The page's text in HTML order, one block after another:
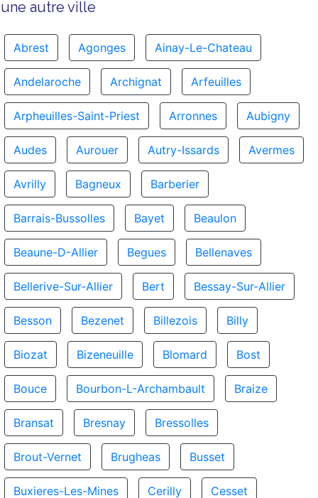
une autre ville
Abrest Agonges Ainay-Le-Chateau
Andelaroche Archignat Arfeuilles
Arpheuilles-Saint-Priest Arronnes Aubigny
Audes Aurouer Autry-Issards Avermes
Avrilly Bagneux Barberier
Barrais-Bussolles Bayet Beaulon
Beaune-D-Allier Begues Bellenaves
Bellerive-Sur-Allier Bert Bessay-Sur-Allier
Besson Bezenet Billezois Billy
Biozat Bizeneuille Blomard Bost
Bouce Bourbon-L-Archambault Braize
Bransat Bresnay Bressolles
Brout-Vernet Brugheas Busset
Buxieres-Les-Mines Cerilly Cesset